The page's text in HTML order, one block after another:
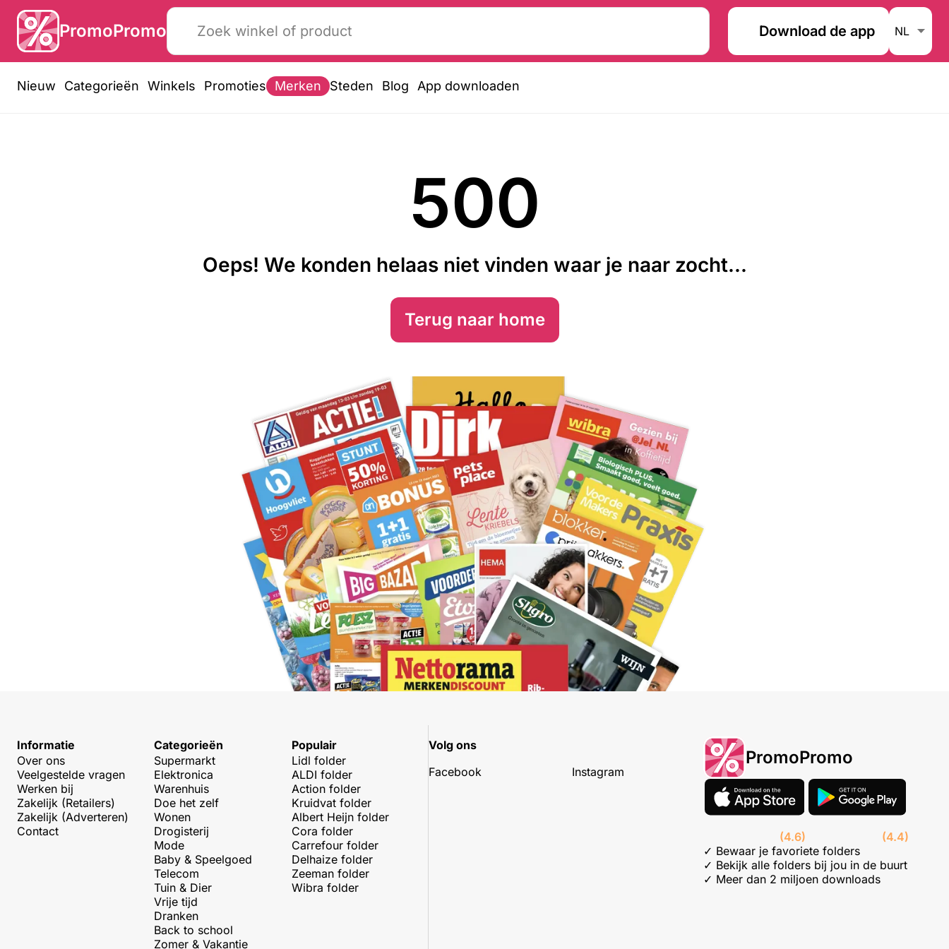
PromoPromo Download de app
Nieuw Categorieën Winkels Promoties Merken Steden Blog App downloaden
500
Oeps! We konden helaas niet vinden waar je naar zocht...
Terug naar home
Informatie
Over ons
Veelgestelde vragen
Werken bij
Zakelijk (Retailers)
Zakelijk (Adverteren)
Contact
Categorieën
Supermarkt
Elektronica
Warenhuis
Doe het zelf
Wonen
Drogisterij
Mode
Baby & Speelgoed
Telecom
Tuin & Dier
Vrije tijd
Dranken
Back to school
Zomer & Vakantie
Populair
Lidl folder
ALDI folder
Action folder
Kruidvat folder
Albert Heijn folder
Cora folder
Carrefour folder
Delhaize folder
Zeeman folder
Wibra folder
Volg ons
Facebook
Instagram
PromoPromo
(4.6)
(4.4)
✓ Bewaar je favoriete folders
✓ Bekijk alle folders bij jou in de buurt
✓ Meer dan 2 miljoen downloads